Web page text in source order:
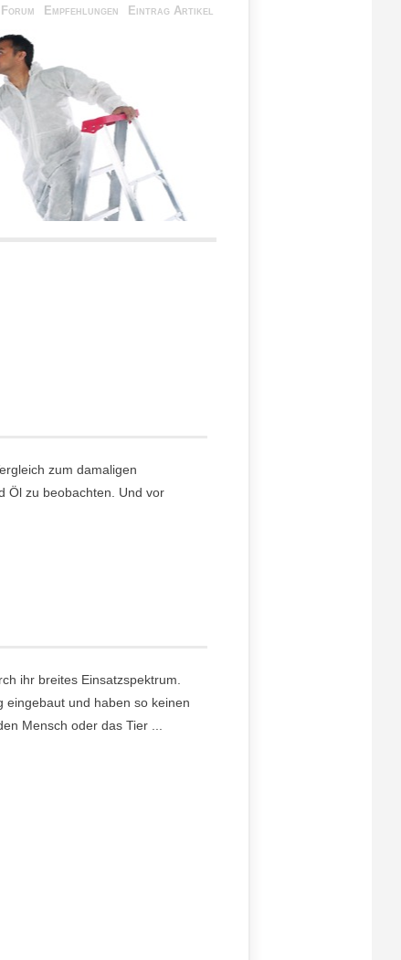
Forum Empfehlungen Eintrag Artikel
zum damaligen
Öl zu beobachten. Und vor
ihr breites Einsatzspektrum.
eingebaut und haben so keinen
Mensch oder das Tier ...